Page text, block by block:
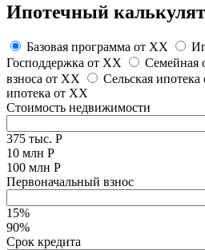
Ипотечный
Базовая программа от XX
Господдержка от XX Семейная
взноса от XX Сельская ипотека
ипотека от XX
Стоимость недвижимости
375 тыс. Р
10 млн Р
100 млн Р
Первоначальный взнос
15%
90%
Срок кредита